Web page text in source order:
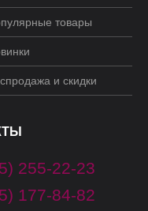
товары
и скидки
255-22-23
177-84-82